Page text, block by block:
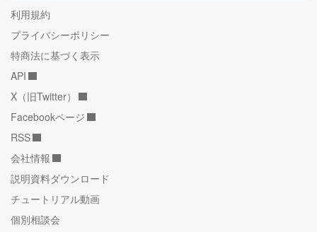
利用規約
プライバシーポリシー
特商法に基づく表示
API
X（旧Twitter）
Facebookページ
RSS
会社情報
説明資料ダウンロード
チュートリアル動画
個別相談会